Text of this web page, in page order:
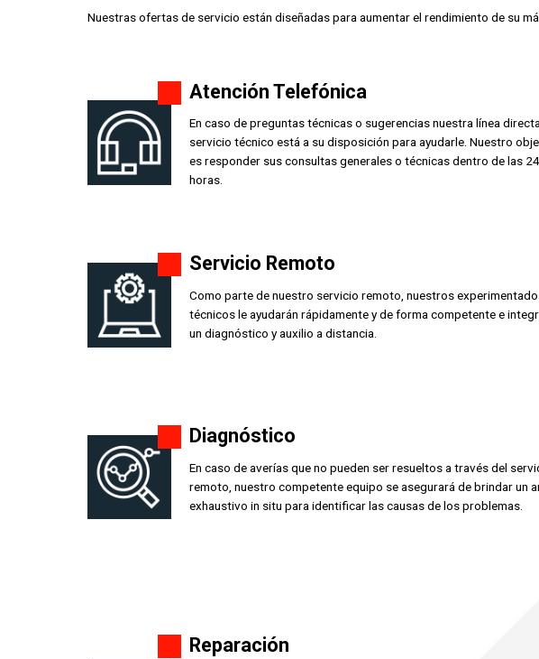
Nuestras ofertas de servicio están diseñadas para aumentar el rendimiento de su
Atención Telefónica
En caso de preguntas técnicas o sugerencias nuestra línea
servicio técnico está a su disposición para ayudarle. Nuestro
es responder sus consultas generales o técnicas dentro de las 24
horas.
Servicio Remoto
Como parte de nuestro servicio remoto, nuestros
técnicos le ayudarán rápidamente y de forma competente e
un diagnóstico y auxilio a distancia.
Diagnóstico
En caso de averías que no pueden ser resueltos a través del
remoto, nuestro competente equipo se asegurará de brindar un
exhaustivo in situ para identificar las causas de los problemas.
Reparación